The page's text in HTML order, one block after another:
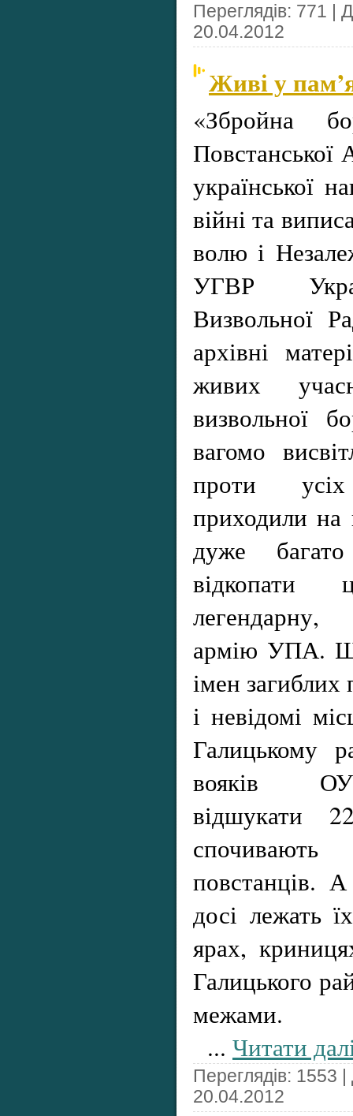
Переглядів: 771 |
20.04.2012
Живі у
«Збройна
Повстанської
української
війні та
волю і
УГВР
Визвольної
архівні
живих
визвольної
вагомо
проти
приходили
дуже
армію УПА.
імен загиблих
і невідомі
Галицькому
вояків
відшукати
повстанців.
досі лежать
ярах,
Галицького
межами.
... Читати
Переглядів: 1553
20.04.2012